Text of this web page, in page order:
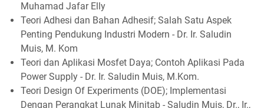
Muhamad Jafar Elly
Teori Adhesi dan Bahan Adhesif; Salah Satu Aspek
Penting Pendukung Industri Modern - Dr. Ir. Saludin
Muis, M. Kom
Teori dan Aplikasi Mosfet Daya; Contoh Aplikasi Pada
Power Supply - Dr. Ir. Saludin Muis, M.Kom.
Teori Design Of Experiments (DOE); Implementasi
Dengan Perangkat Lunak Minitab - Saludin Muis, Dr., Ir.,